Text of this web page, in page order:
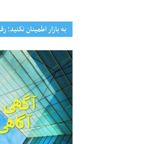
به بازار اطمینان نکنید؛